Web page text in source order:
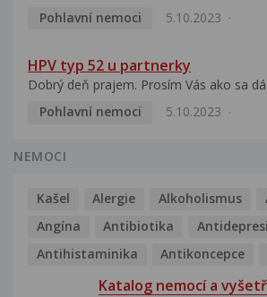
Pohlavní nemoci
5.10.2023
HPV typ 52 u partnerky
Dobrý deň prajem. Prosím Vás ako sa
Pohlavní nemoci
5.10.2023
NEMOCI
Kašel Alergie Alkoholismus
Angína
Antibiotika
Antihistaminika
Antikoncepce
Katalog nemocí a